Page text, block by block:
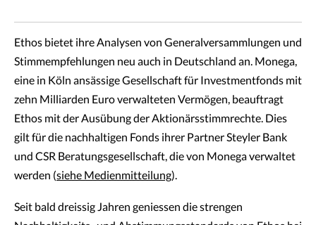
Ethos bietet ihre Analysen von Generalversammlungen und
Stimmempfehlungen neu auch in Deutschland an. Monega,
eine in Köln ansässige Gesellschaft für Investmentfonds mit
zehn Milliarden Euro verwalteten Vermögen, beauftragt
Ethos mit der Ausübung der Aktionärsstimmrechte. Dies
gilt für die nachhaltigen Fonds ihrer Partner Steyler Bank
und CSR Beratungsgesellschaft, die von Monega verwaltet
werden (siehe Medienmitteilung).
Seit bald dreissig Jahren geniessen die strengen